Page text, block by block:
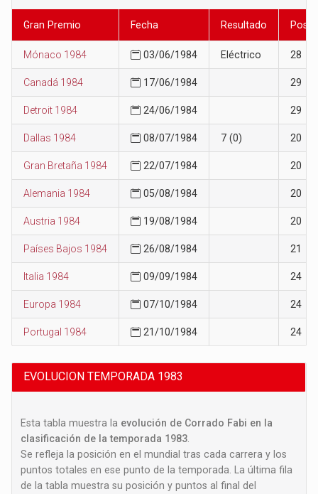
Gran Premio Fecha Resultado
Mónaco 1984 03/06/1984 Eléctrico 28
Canadá 1984 17/06/1984 29
Detroit 1984 24/06/1984 29
Dallas 1984 08/07/1984 7 (0) 20
Gran Bretaña 1984 22/07/1984 20
Alemania 1984 05/08/1984 20
Austria 1984 19/08/1984 20
Países Bajos 1984 26/08/1984 21
Italia 1984 09/09/1984 24
Europa 1984 07/10/1984 24
Portugal 1984 21/10/1984 24
EVOLUCION TEMPORADA 1983
Esta tabla muestra la evolución de Corrado Fabi en la
clasificación de la temporada 1983
Se refleja la posición en el mundial tras cada carrera y los
puntos totales en ese punto de la temporada. La última fila
de la tabla muestra su posición y puntos al final del